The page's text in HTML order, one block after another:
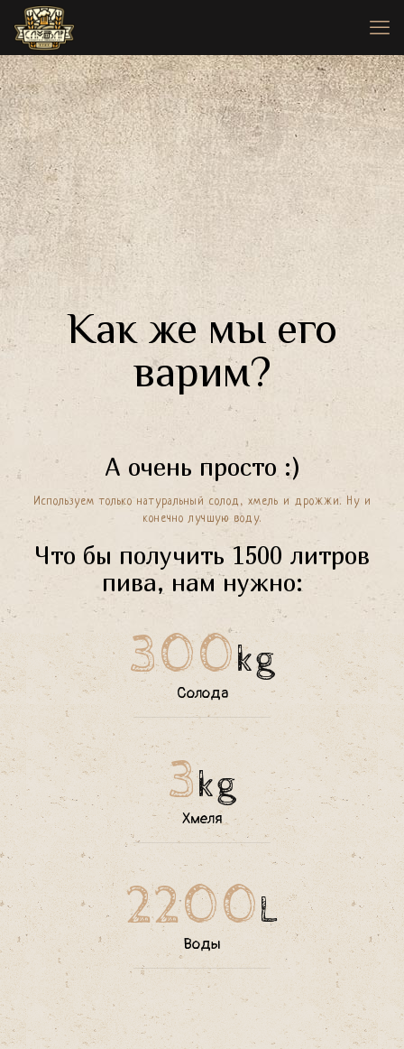
Как же мы его
варим?
А очень просто :)
Используем только натуральный солод, хмель и дрожжи. Ну и
конечно лучшую воду.
Что бы получить 1500 литров
пива, нам нужно:
300kg
Солода
3kg
Хмеля
2200L
Воды